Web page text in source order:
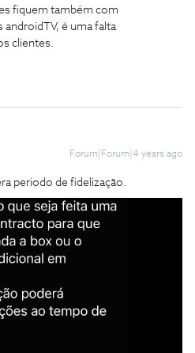
fiquem também com
androidTV, é uma falta
clientes.
Forum|Forum|4 years ago
periodo de fidelização.